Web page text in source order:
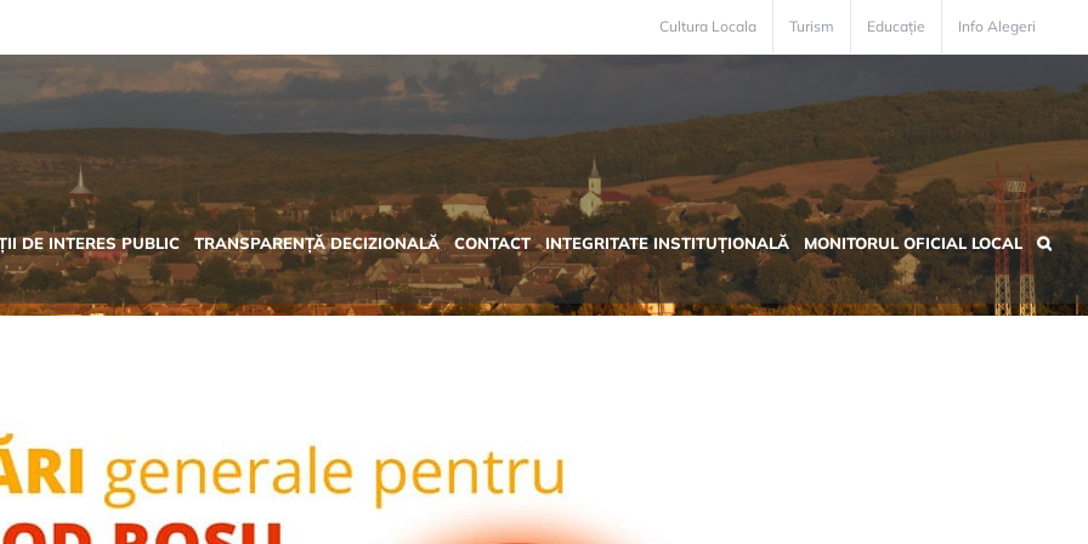
Cultura Locala Turism Educație Info Alegeri
DE INTERES PUBLIC TRANSPARENȚĂ DECIZIONALĂ CONTACT INTEGRITATE INSTITUȚIONALĂ MONITORUL OFICIAL LOCAL